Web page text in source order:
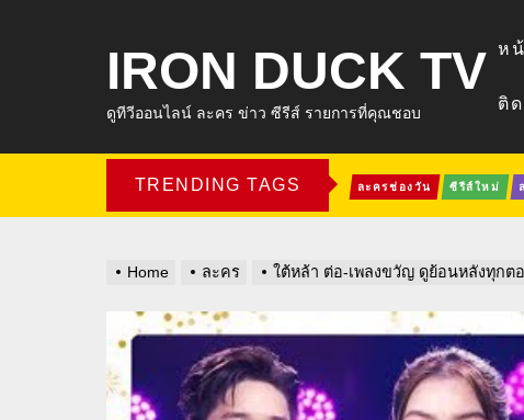
IRON DUCK TV
ดูทีวีออนไลน์ ละคร ข่าว ซีรีส์ รายการที่คุณชอบ
ห
ติด
TRENDING TAGS ละครช่องวัน ซีรีส์ใหม่
Home ละคร ใต้หล้า ต่อ-เพลงขวัญ ดูย้อนหลังทุกต